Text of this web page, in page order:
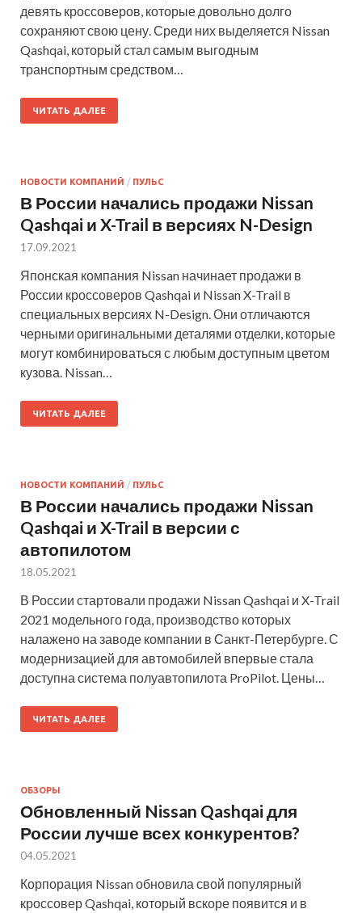
девять кроссоверов, которые довольно долго
сохраняют свою цену. Среди них выделяется Nissan
Qashqai, который стал самым выгодным
транспортным средством…
ЧИТАТЬ ДАЛЕЕ
НОВОСТИ КОМПАНИЙ / ПУЛЬС
В России начались продажи Nissan
Qashqai и X-Trail в версиях N-Design
17.09.2021
Японская компания Nissan начинает продажи в
России кроссоверов Qashqai и Nissan X-Trail в
специальных версиях N-Design. Они отличаются
черными оригинальными деталями отделки, которые
могут комбинироваться с любым доступным цветом
кузова. Nissan…
ЧИТАТЬ ДАЛЕЕ
НОВОСТИ КОМПАНИЙ / ПУЛЬС
В России начались продажи Nissan
Qashqai и X-Trail в версии с
автопилотом
18.05.2021
В России стартовали продажи Nissan Qashqai и X-Trail
2021 модельного года, производство которых
налажено на заводе компании в Санкт-Петербурге. С
модернизацией для автомобилей впервые стала
доступна система полуавтопилота ProPilot. Цены…
ЧИТАТЬ ДАЛЕЕ
ОБЗОРЫ
Обновленный Nissan Qashqai для
России лучше всех конкурентов?
04.05.2021
Корпорация Nissan обновила свой популярный
кроссовер Qashqai, который вскоре появится и в